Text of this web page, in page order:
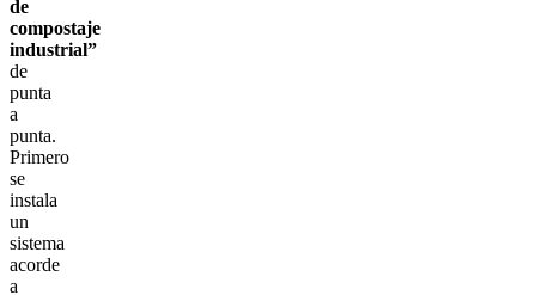
de
compostaje
industrial”
de
punta
a
punta.
Primero
se
instala
un
sistema
acorde
a